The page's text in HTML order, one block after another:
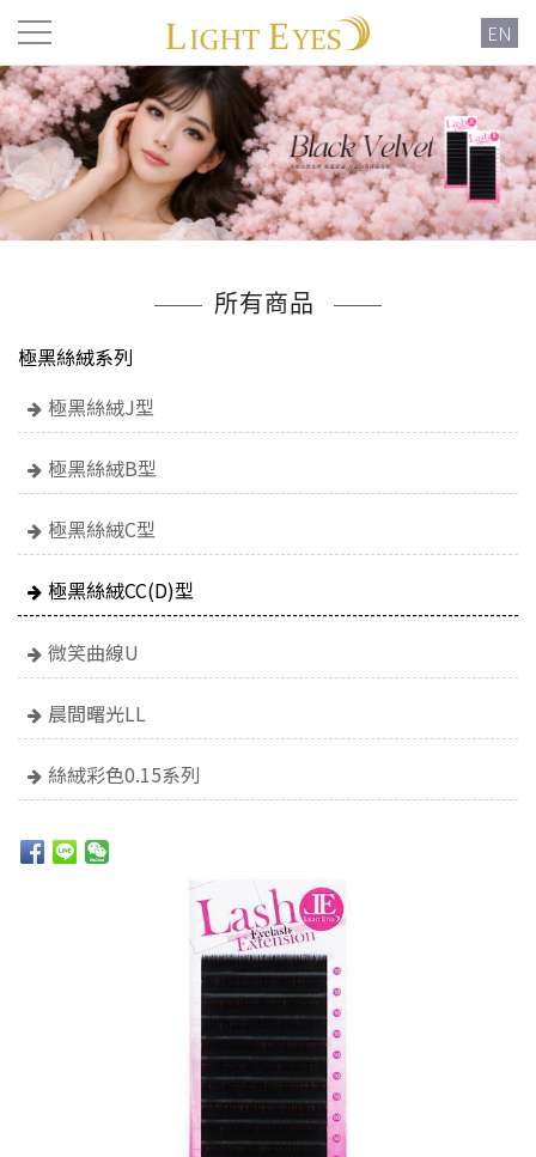
EN
所有商品
極黑絲絨系列
極黑絲絨J型
極黑絲絨B型
極黑絲絨C型
極黑絲絨CC(D)型
微笑曲線U
晨間曙光LL
絲絨彩色0.15系列